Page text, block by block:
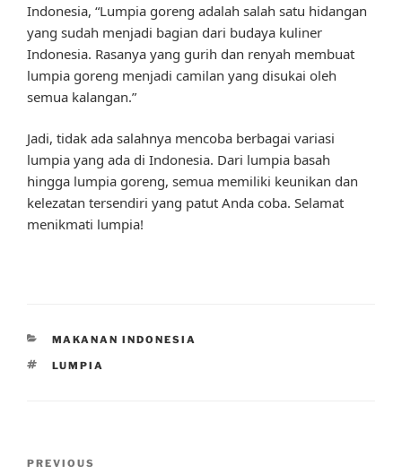
Indonesia, “Lumpia goreng adalah salah satu hidangan
yang sudah menjadi bagian dari budaya kuliner
Indonesia. Rasanya yang gurih dan renyah membuat
lumpia goreng menjadi camilan yang disukai oleh
semua kalangan.”
Jadi, tidak ada salahnya mencoba berbagai variasi
lumpia yang ada di Indonesia. Dari lumpia basah
hingga lumpia goreng, semua memiliki keunikan dan
kelezatan tersendiri yang patut Anda coba. Selamat
menikmati lumpia!
CATEGORIES
MAKANAN INDONESIA
TAGS
LUMPIA
Previous
PREVIOUS